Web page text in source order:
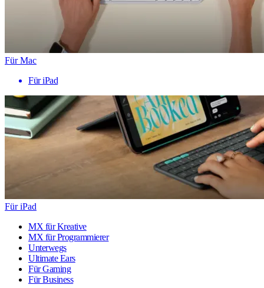
Für Mac
Für iPad
Für iPad
MX für Kreative
MX für Programmierer
Unterwegs
Ultimate Ears
Für Gaming
Für Business